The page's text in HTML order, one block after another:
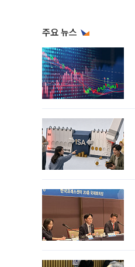
주요 뉴스